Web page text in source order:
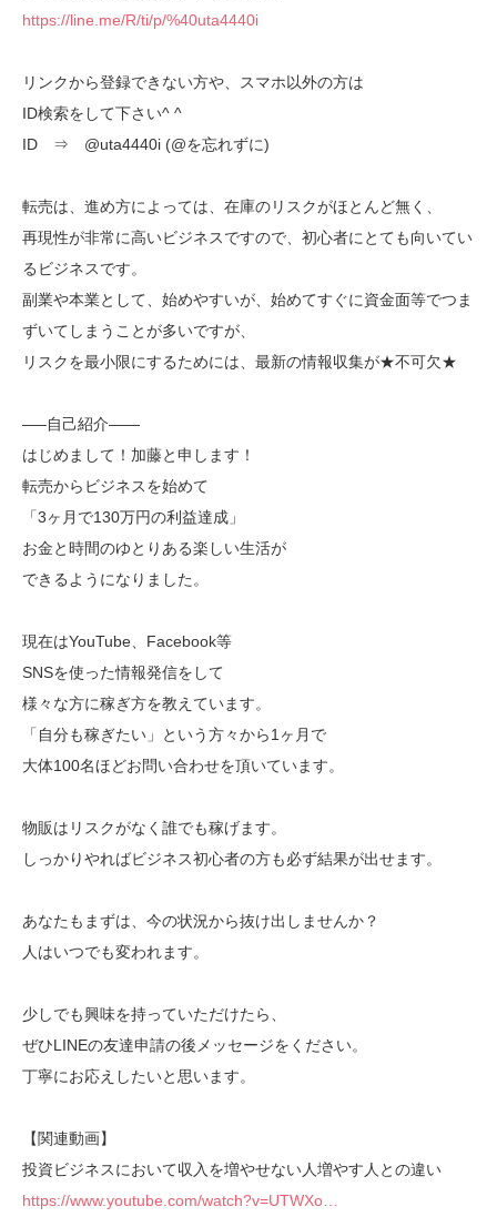
https://line.me/R/ti/p/%40uta4440i
リンクから登録できない方や、スマホ以外の方は
ID検索をして下さい^ ^
ID ⇒ @uta4440i (@を忘れずに)
転売は、進め方によっては、在庫のリスクがほとんど無く、
再現性が非常に高いビジネスですので、初心者にとても向いてい
るビジネスです。
副業や本業として、始めやすいが、始めてすぐに資金面等でつま
ずいてしまうことが多いですが、
リスクを最小限にするためには、最新の情報収集が★不可欠★
—–自己紹介——
はじめまして！加藤と申します！
転売からビジネスを始めて
「3ヶ月で130万円の利益達成」
お金と時間のゆとりある楽しい生活が
できるようになりました。
現在はYouTube、Facebook等
SNSを使った情報発信をして
様々な方に稼ぎ方を教えています。
「自分も稼ぎたい」という方々から1ヶ月で
大体100名ほどお問い合わせを頂いています。
物販はリスクがなく誰でも稼げます。
しっかりやればビジネス初心者の方も必ず結果が出せます。
あなたもまずは、今の状況から抜け出しませんか？
人はいつでも変われます。
少しでも興味を持っていただけたら、
ぜひLINEの友達申請の後メッセージをください。
丁寧にお応えしたいと思います。
【関連動画】
投資ビジネスにおいて収入を増やせない人増やす人との違い
https://www.youtube.com/watch?v=UTWXo…